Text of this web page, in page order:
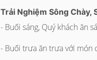
Trải Nghiệm Sông Chày,
- Buối sáng, Quý khách ăn
- Buối trưa ăn trưa với món